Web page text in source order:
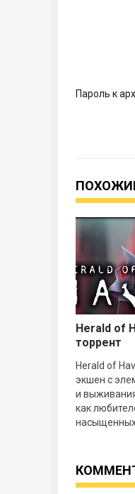
Пароль к
Herald of
торрент
Herald of
экшен с
и
как
насыщенных